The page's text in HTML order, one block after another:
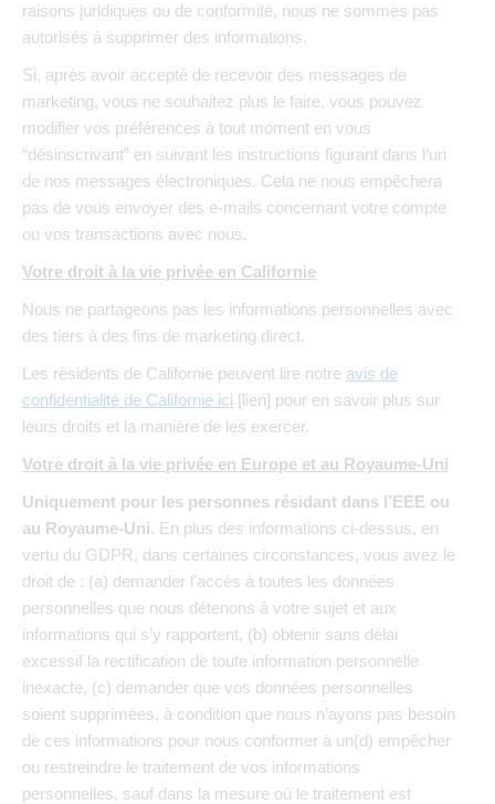
raisons juridiques ou de conformité, nous ne sommes pas
autorisés à supprimer des informations.
Si, après avoir accepté de recevoir des messages de
marketing, vous ne souhaitez plus le faire, vous pouvez
modifier vos préférences à tout moment en vous
“désinscrivant” en suivant les instructions figurant dans l’un
de nos messages électroniques. Cela ne nous empêchera
pas de vous envoyer des e-mails concernant votre compte
ou vos transactions avec nous.
Votre droit à la vie privée en Californie
Nous ne partageons pas les informations personnelles avec
des tiers à des fins de marketing direct.
Les résidents de Californie peuvent lire notre avis de
confidentialité de Californie ici [lien] pour en savoir plus sur
leurs droits et la manière de les exercer.
Votre droit à la vie privée en Europe et au Royaume-Uni
Uniquement pour les personnes résidant dans l’EEE ou
au Royaume-Uni. En plus des informations ci-dessus, en
vertu du GDPR, dans certaines circonstances, vous avez le
droit de : (a) demander l’accès à toutes les données
personnelles que nous détenons à votre sujet et aux
informations qui s’y rapportent, (b) obtenir sans délai
excessif la rectification de toute information personnelle
inexacte, (c) demander que vos données personnelles
soient supprimées, à condition que nous n’ayons pas besoin
de ces informations pour nous conformer à un(d) empêcher
ou restreindre le traitement de vos informations
personnelles, sauf dans la mesure où le traitement est